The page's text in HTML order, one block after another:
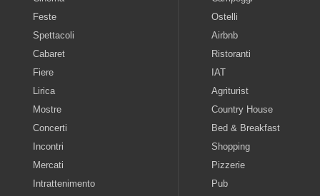
Feste
Spettacoli
Cabaret
Fiere
Lirica
Mostre
Concerti
Incontri
Mercati
Intrattenimento
Ostelli
Airbnb
Ristoranti
IAT
Agriturist
Country House
Bed & Breakfast
Shopping
Pizzerie
Pub